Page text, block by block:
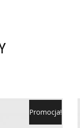
Promocja!